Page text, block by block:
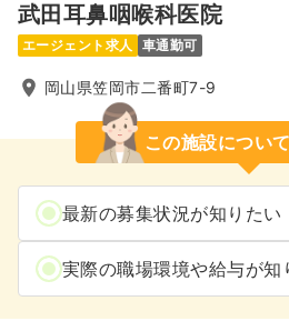
武田耳鼻咽喉科医院
エージェント求人 車通勤可
岡山県笠岡市二番町7-9
この施設につい
最新の募集状況が知りたい
実際の職場環境や給与が知